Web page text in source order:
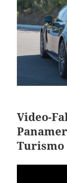
Video-
Turismo